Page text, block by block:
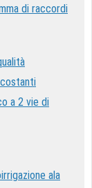
di raccordi
a 2 vie di
ala